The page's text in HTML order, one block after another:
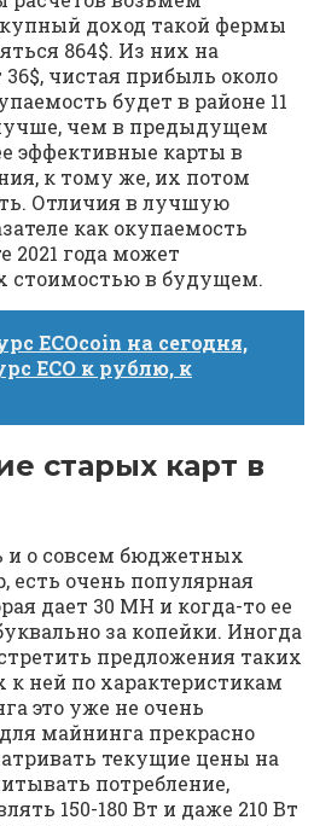
доход такой фермы
864$. Из них на
чистая прибыль около
будет в районе 11
чем в предыдущем
эффективные карты в
к тому же, их потом
Отличия в лучшую
как окупаемость
2021 года может
стоимостью в будущем.
ECOcoin на сегодня,
ECO к рублю, к
старых карт в
и о совсем бюджетных
есть очень популярная
дает 30 MH и когда-то ее
за копейки. Иногда
предложения таких
к ней по характеристикам
это уже не очень
майнинга прекрасно
текущие цены на
потребление,
150-180 Вт и даже 210 Вт